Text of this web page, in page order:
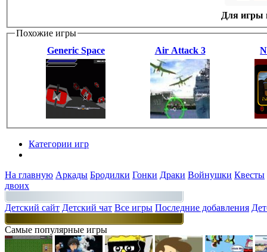
Для игры
Похожие игры
Generic Space
Air Attack 3
Категории игр
На главную Аркады Бродилки Гонки Драки Войнушки Квесты
двоих
Детский сайт Детский чат Все игры Последние добавления
Самые популярные игры